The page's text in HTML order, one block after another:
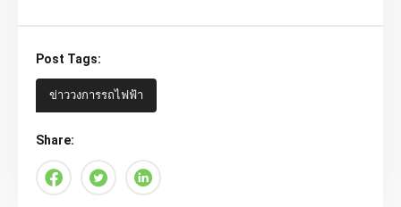
Post Tags:
ข่าววงการรถไฟฟ้า
Share: